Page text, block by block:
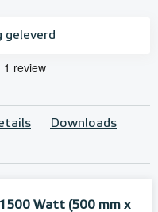
geleverd
Downloads
Watt (500 mm x